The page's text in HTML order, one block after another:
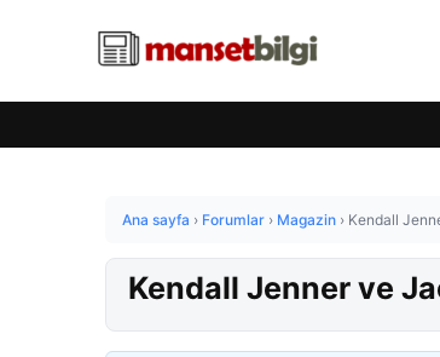
Ana sayfa › Forumlar › Magazin › Kendall
Kendall Jenner ve